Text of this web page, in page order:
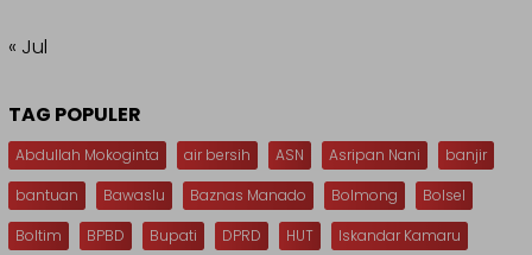
« Jul
TAG POPULER
Abdullah Mokoginta air bersih ASN Asripan Nani
banjir
bantuan
Bawaslu Baznas Manado Bolmong
Bolsel
Boltim
BPBD Bupati DPRD HUT
Iskandar Kamaru